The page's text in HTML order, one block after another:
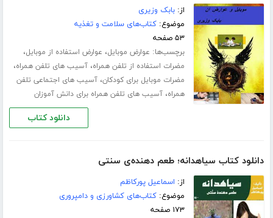
از:بابک وزیری
موضوع:کتاب‌های سلامت و تغذیه
۵۳ صفحه
برچسب‌ها: عوارض موبایل، عوارض استفاده از موبایل،
مضرات استفاده از تلفن همراه،آسیب های تلفن همراه،
مضرات موبایل برای کودکان،آسیب های اجتماعی تلفن
همراه،آسیب های تلفن همراه برای دانش آموزان
دانلود کتاب
دانلود کتاب سیاهدانه؛ طعم دهنده‌ی سنتی
از: اسماعیل پورکاظم
موضوع:کتاب‌های کشاورزی و دامپروری
۱۷۳ صفحه